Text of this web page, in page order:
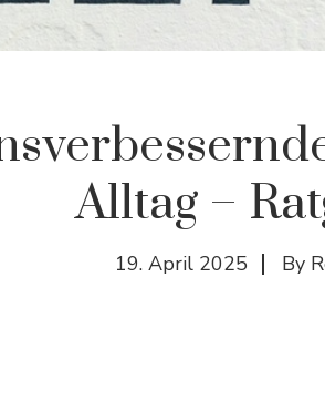
Alltag –
19. April 2025 By